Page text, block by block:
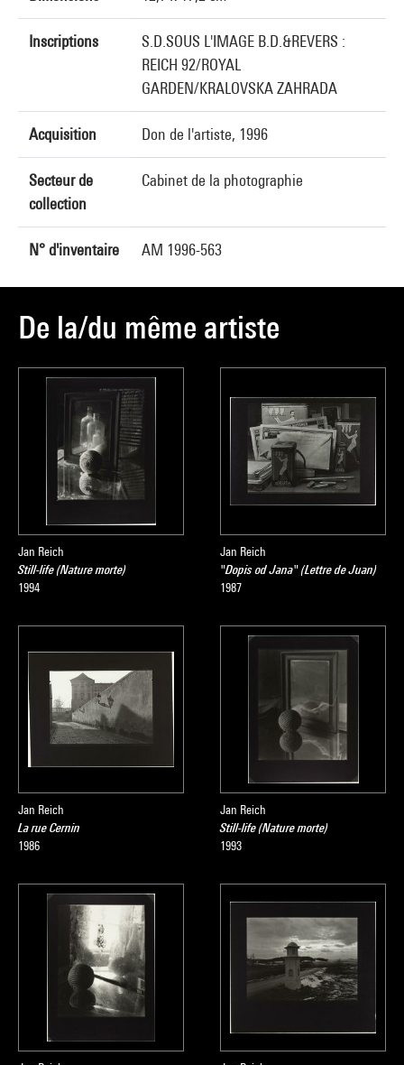
Inscriptions
S.D.SOUS L'IMAGE B.D.&REVERS :
REICH 92/ROYAL
GARDEN/KRALOVSKA ZAHRADA
Acquisition Don de l'artiste, 1996
Secteur de
collection
Cabinet de la photographie
N° d'inventaire AM 1996-563
De la/du même artiste
Jan Reich
Still-life (Nature morte)
1994
Jan Reich
"Dopis od Jana" (Lettre de Juan)
1987
Jan Reich
La rue Cernin
1986
Jan Reich
Still-life (Nature morte)
1993